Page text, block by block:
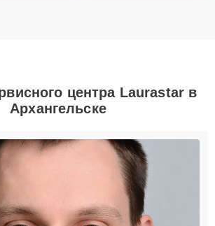
центра Laurastar в
Архангельске